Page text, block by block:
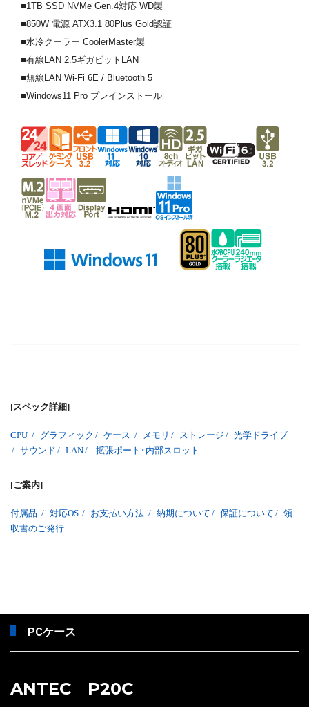
■1TB SSD NVMe Gen.4対応 WD製
■850W 電源 ATX3.1 80Plus Gold認証
■水冷クーラー CoolerMaster製
■有線LAN 2.5ギガビットLAN
■無線LAN Wi-Fi 6E / Bluetooth 5
■Windows11 Pro プレインストール
[スペック詳細]
CPU / グラフィック / ケース / メモリ / ストレージ / 光学ドライブ
/ サウンド / LAN/ 拡張ポート･内部スロット
[ご案内]
付属品 / 対応OS / お支払い方法 / 納期について / 保証について / 領
収書のご発行
PCケース
ANTEC P20C